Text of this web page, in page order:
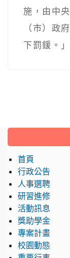
施，由中
（市）政
下罰鍰。」
:::
首頁
行政公告
人事選聘
研習進修
活動訊息
獎助學金
專案計畫
校園動態